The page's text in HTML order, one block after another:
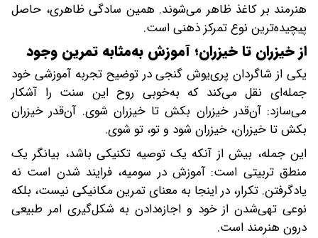
هنرمند بر کاغذ ظاهر می‌شوند. همین سادگی ظاهری، حاصل
پیچیده‌ترین نوع تمرکز ذهنی است.
از خیزران تا خیزران؛ آموزش به‌مثابه تمرین وجود
یکی از شاگردان پری‌یوش گنجی در توضیح تجربه آموزشی خود
جمله‌ای نقل می‌کند که به‌خوبی روح این سنت را آشکار
می‌سازد: آن‌قدر خیزران بکش تا خیزران شوی. آن‌قدر خیزران
بکش تا خیزران، خیزران شود و تو، تو شوی.
این جمله، بیش از آنکه یک توصیه تکنیکی باشد، بیانگر یک
منطق تربیتی است: آموزش در سومیه، فرایند شدن است نه
یادگرفتن. تکرار، در اینجا به معنای تمرین مکانیکی نیست، بلکه
نوعی تهی‌شدن از خود و اجازه‌دادن به شکل‌گیری امر طبیعی
درون هنرمند است.